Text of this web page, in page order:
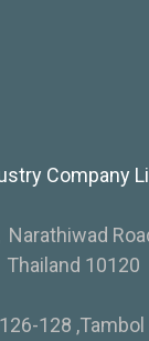
Company
Narathiwad
10120
128